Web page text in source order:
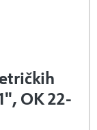
OK 22-